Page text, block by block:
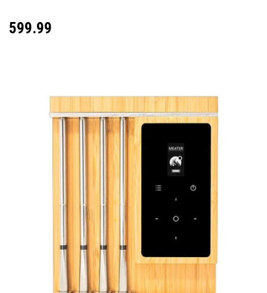
599.99